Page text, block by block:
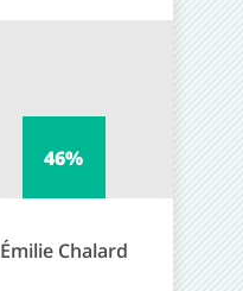
46%
Émilie Chalard